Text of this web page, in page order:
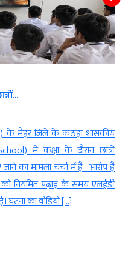
के मैहर जिले के कठहा शासकीय
में कक्षा के दौरान छात्रों
का मामला चर्चा में है। आरोप है
को नियमित पढ़ाई के समय एलईडी
घटना का वीडियो […]